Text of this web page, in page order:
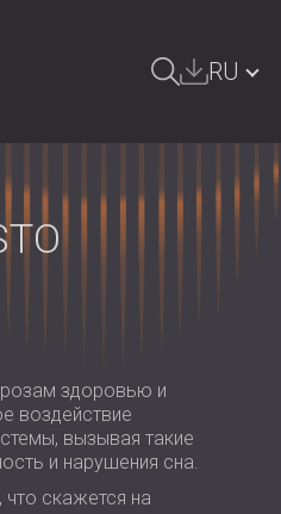
RU
DEUTSCHLAND | DE
ROMÂNIA | RO
POLAND | PL
FINLAND | FI
здоровью и
воздействие
вызывая такие
и нарушения сна.
скажется на